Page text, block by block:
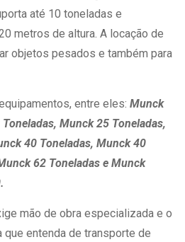
até 10 toneladas e
metros de altura. A locação de
objetos pesados e também para
entre eles: Munck
Munck 25 Toneladas,
40 Toneladas, Munck 40
62 Toneladas e Munck
mão de obra especializada e o
entenda de transporte de